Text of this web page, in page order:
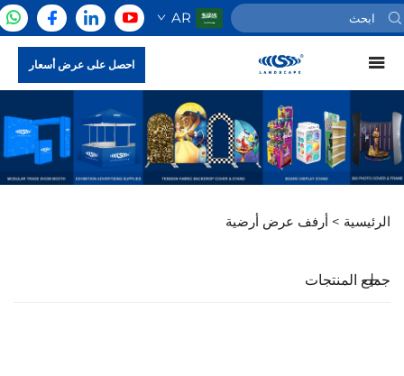
AR
احصل على عرض أسعار
الرئيسية > أرفف عرض أرضية
جميع المنتجات